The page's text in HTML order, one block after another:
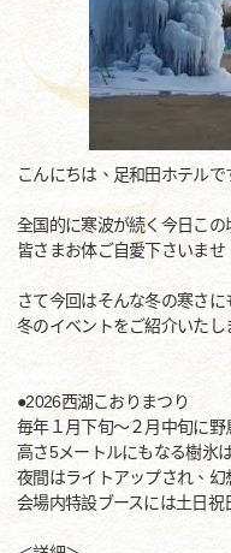
こんにちは、足和田ホテルで
全国的に寒波が続く今日この
皆さまお体ご自愛下さいませ
さて今回はそんな冬の寒さ
冬のイベントをご紹介いたし
●2026西湖こおりまつり
毎年１月下旬～２月中旬に野
高さ5メートルにもなる樹氷
夜間はライトアップされ、幻
会場内特設ブースには土日祝